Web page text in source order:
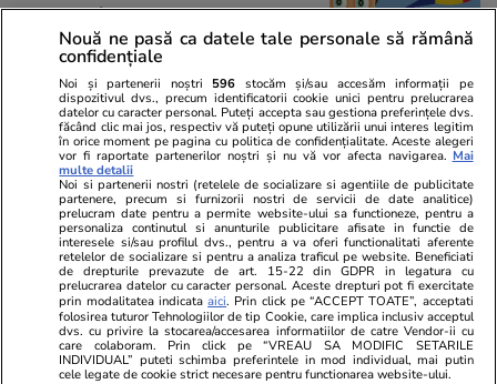
sau bine înțeles
Bani și Afaceri 03 aug.
Cine poate retrage banii din
contul unei persoane decedate
Lifestyle 03 aug.
Nouă ne pasă ca datele tale personale să rămână
confidențiale
Noi și partenerii noștri 596 stocăm și/sau accesăm informații pe
dispozitivul dvs., precum identificatorii cookie unici pentru prelucrarea
datelor cu caracter personal. Puteți accepta sau gestiona preferințele dvs.
făcând clic mai jos, respectiv vă puteți opune utilizării unui interes legitim
în orice moment pe pagina cu politica de confidențialitate. Aceste alegeri
vor fi raportate partenerilor noștri și nu vă vor afecta navigarea. Mai
multe detalii
Noi si partenerii nostri (retelele de socializare si agentiile de publicitate
partenere, precum si furnizorii nostri de servicii de date analitice)
prelucram date pentru a permite website-ului sa functioneze, pentru a
personaliza continutul si anunturile publicitare afisate in functie de
interesele si/sau profilul dvs., pentru a va oferi functionalitati aferente
retelelor de socializare si pentru a analiza traficul pe website. Beneficiati
de drepturile prevazute de art. 15-22 din GDPR in legatura cu
prelucrarea datelor cu caracter personal. Aceste drepturi pot fi exercitate
prin modalitatea indicataaici. Prin click pe “ACCEPT TOATE”, acceptati
folosirea tuturor Tehnologiilor de tip Cookie, care implica inclusiv acceptul
dvs. cu privire la stocarea/accesarea informatiilor de catre Vendor-ii cu
care colaboram. Prin click pe “VREAU SA MODIFIC SETARILE
INDIVIDUAL” puteti schimba preferintele in mod individual, mai putin
cele legate de cookie strict necesare pentru functionarea website-ului.